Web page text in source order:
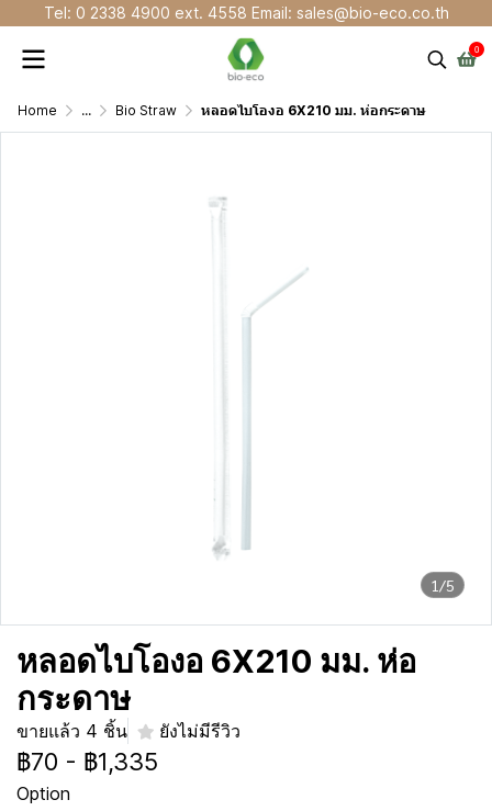
Tel: 0 2338 4900 ext. 4558 Email: sales@bio-eco.co.th
0
Home ... Bio Straw หลอดไบโองอ 6X210 มม. ห่อกระดาษ
1/5
หลอดไบโองอ 6X210 มม. ห่อ
กระดาษ
ขายแล้ว 4 ชิ้น ยังไม่มีรีวิว
฿70 - ฿1,335
Option